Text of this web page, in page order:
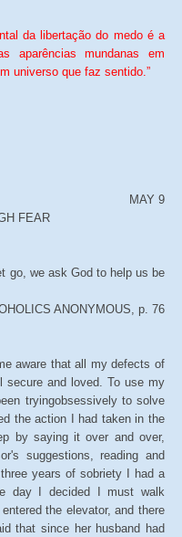
da libertação do medo é a
aparências mundanas em
universo que faz sentido.”
MAY 9
FEAR
go, we ask God to help us be
ANONYMOUS, p. 76
aware that all my defects of
secure and loved. To use my
tryingobsessively to solve
the action I had taken in the
by saying it over and over,
suggestions, reading and
years of sobriety I had a
day I decided I must walk
the elevator, and there
that since her husband had